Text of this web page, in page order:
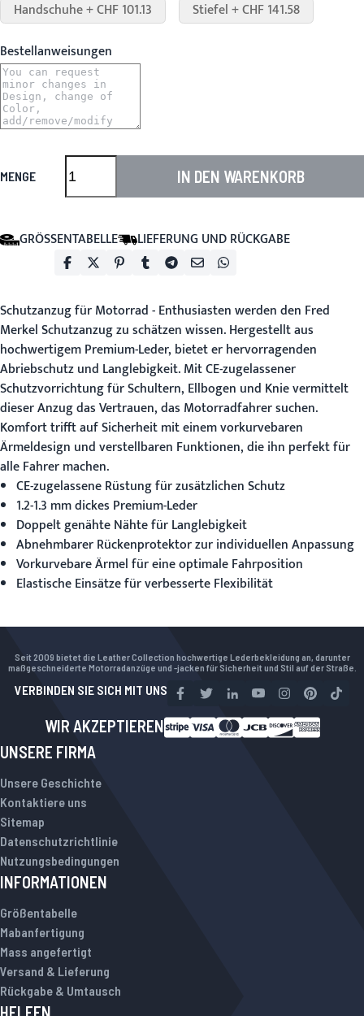
Handschuhe + CHF 101.13
Stiefel + CHF 141.58
Bestellanweisungen
MENGE IN DEN WARENKORB
GRÖSSENTABELLE LIEFERUNG UND RÜCKGABE
Schutzanzug für Motorrad- Enthusiasten werden den Fred
Merkel Schutzanzug zu schätzen wissen. Hergestellt aus
hochwertigem Premium-Leder, bietet er hervorragenden
Abriebschutz und Langlebigkeit. Mit CE-zugelassener
Schutzvorrichtung für Schultern, Ellbogen und Knie vermittelt
dieser Anzug das Vertrauen, das Motorradfahrer suchen.
Komfort trifft auf Sicherheit mit einem vorkurvebaren
Ärmeldesign und verstellbaren Funktionen, die ihn perfekt für
alle Fahrer machen.
CE-zugelassene Rüstung für zusätzlichen Schutz
1.2-1.3 mm dickes Premium-Leder
Doppelt genähte Nähte für Langlebigkeit
Abnehmbarer Rückenprotektor zur individuellen Anpassung
Vorkurvebare Ärmel für eine optimale Fahrposition
Elastische Einsätze für verbesserte Flexibilität
Seit 2009 bietet die Leather Collection hochwertige Lederbekleidung an, darunter
maßgeschneiderte Motorradanzüge und -jacken für Sicherheit und Stil auf der Straße.
VERBINDEN SIE SICH MIT UNS
WIR AKZEPTIEREN
UNSERE FIRMA
Unsere Geschichte
Kontaktiere uns
Sitemap
Datenschutzrichtlinie
Nutzungsbedingungen
INFORMATIONEN
Größentabelle
Mabanfertigung
Mass angefertigt
Versand & Lieferung
Rückgabe & Umtausch
HELFEN